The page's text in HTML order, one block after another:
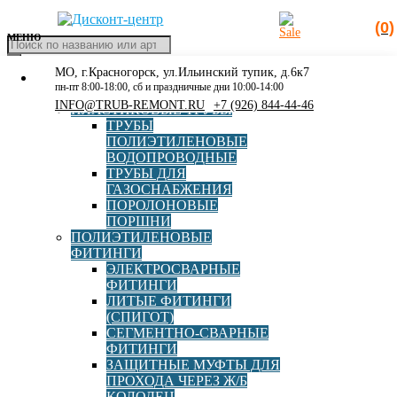
(0)
Поиск
товаров
МЕНЮ
КАТАЛОГ
РАСПРОДАЖА
ПЛАСТИКОВЫЕ ТРУБЫ
ТРУБЫ
ПОЛИЭТИЛЕНОВЫЕ
ВОДОПРОВОДНЫЕ
ТРУБЫ ДЛЯ
ГАЗОСНАБЖЕНИЯ
ПОРОЛОНОВЫЕ
ПОРШНИ
ПОЛИЭТИЛЕНОВЫЕ
ФИТИНГИ
ЭЛЕКТРОСВАРНЫЕ
ФИТИНГИ
ЛИТЫЕ ФИТИНГИ
(СПИГОТ)
СЕГМЕНТНО-СВАРНЫЕ
ФИТИНГИ
ЗАЩИТНЫЕ МУФТЫ ДЛЯ
ПРОХОДА ЧЕРЕЗ Ж/Б
МО, г.Красногорск, ул.Ильинский тупик, д.6к7
пн-пт 8:00-18:00, сб и праздничные дни 10:00-14:00
INFO@TRUB-REMONT.RU +7 (926) 844-44-46
Главная »Муфта электросварная 355 sdr 17
Муфта электросварная 355
Муфта электросварная d355 SDR17
руб В корзину